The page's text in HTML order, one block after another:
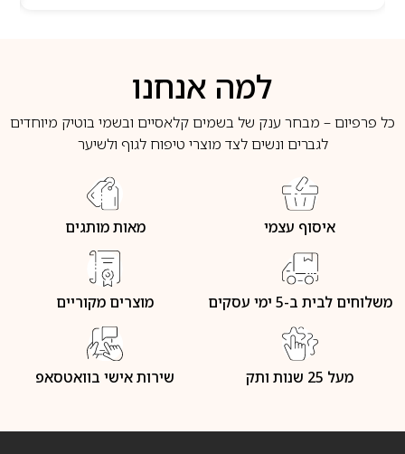
למה אנחנו
כל פרפיום – מבחר ענק של בשמים קלאסיים ובשמי בוטיק מיוחדים
לגברים ונשים לצד מוצרי טיפוח לגוף ולשיער
איסוף עצמי מאות מותגים
משלוחים לבית ב-5 ימי עסקים מוצרים מקוריים
מעל 25 שנות ותק שירות אישי בוואטסאפ